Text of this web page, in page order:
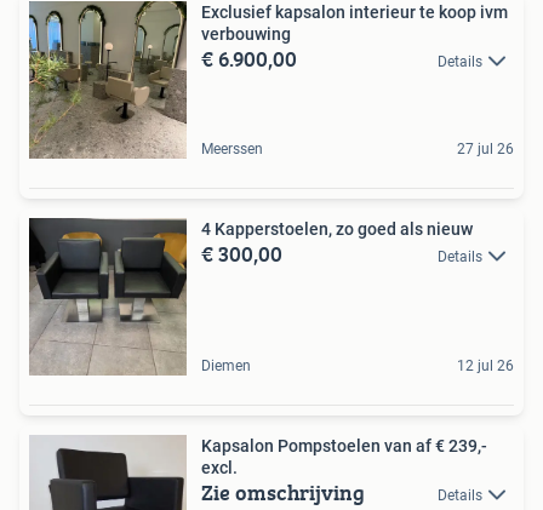
Exclusief kapsalon interieur te koop ivm
verbouwing
€ 6.900,00 Details
Meerssen 27 jul 26
4 Kapperstoelen, zo goed als nieuw
€ 300,00 Details
Diemen 12 jul 26
Kapsalon Pompstoelen van af € 239,-
excl.
Zie omschrijving Details